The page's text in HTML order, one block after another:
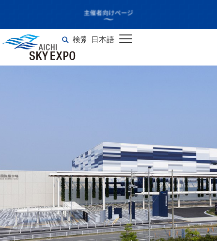
検索 日本語
English
ASIAN HIPHOP
CONNECTION “AH1”